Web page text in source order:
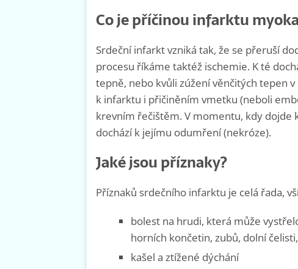
Co je příčinou infarktu
Srdeční infarkt vzniká tak, že se přeruší
procesu říkáme taktéž ischemie. K té
tepně, nebo kvůli zúžení věnčitých tepen
k infarktu i přičiněním vmetku (neboli
krevním řečištěm. V momentu, kdy dojde
dochází k jejímu odumření (nekróze).
Jaké jsou příznaky?
Příznaků srdečního infarktu je celá řada,
bolest na hrudi, která může
horních končetin, zubů, dolní
kašel a ztížené dýchání